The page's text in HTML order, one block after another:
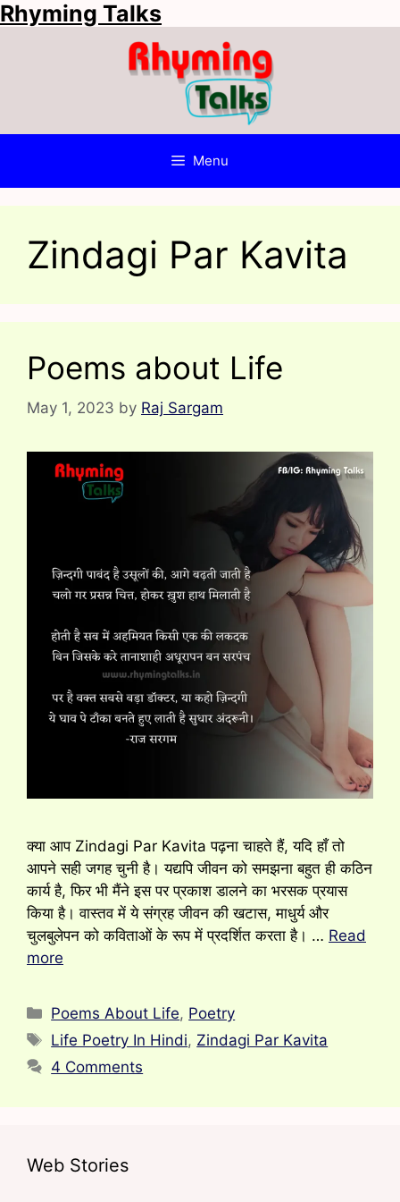
Skip
to
Rhyming Talks
Menu
Zindagi Par Kavita
Poems about Life
May 1, 2023 by Raj Sargam
क्या आप Zindagi Par Kavita पढ़ना चाहते हैं, यदि हाँ तो
आपने सही जगह चुनी है। यद्यपि जीवन को समझना बहुत ही कठिन
कार्य है, फिर भी मैंने इस पर प्रकाश डालने का भरसक प्रयास
किया है। वास्तव में ये संग्रह जीवन की खटास, माधुर्य और
चुलबुलेपन को कविताओं के रूप में प्रदर्शित करता है। … Read
more
Categories
Poems About Life, Poetry
Tags
Life Poetry In Hindi, Zindagi Par Kavita
4 Comments
Web Stories